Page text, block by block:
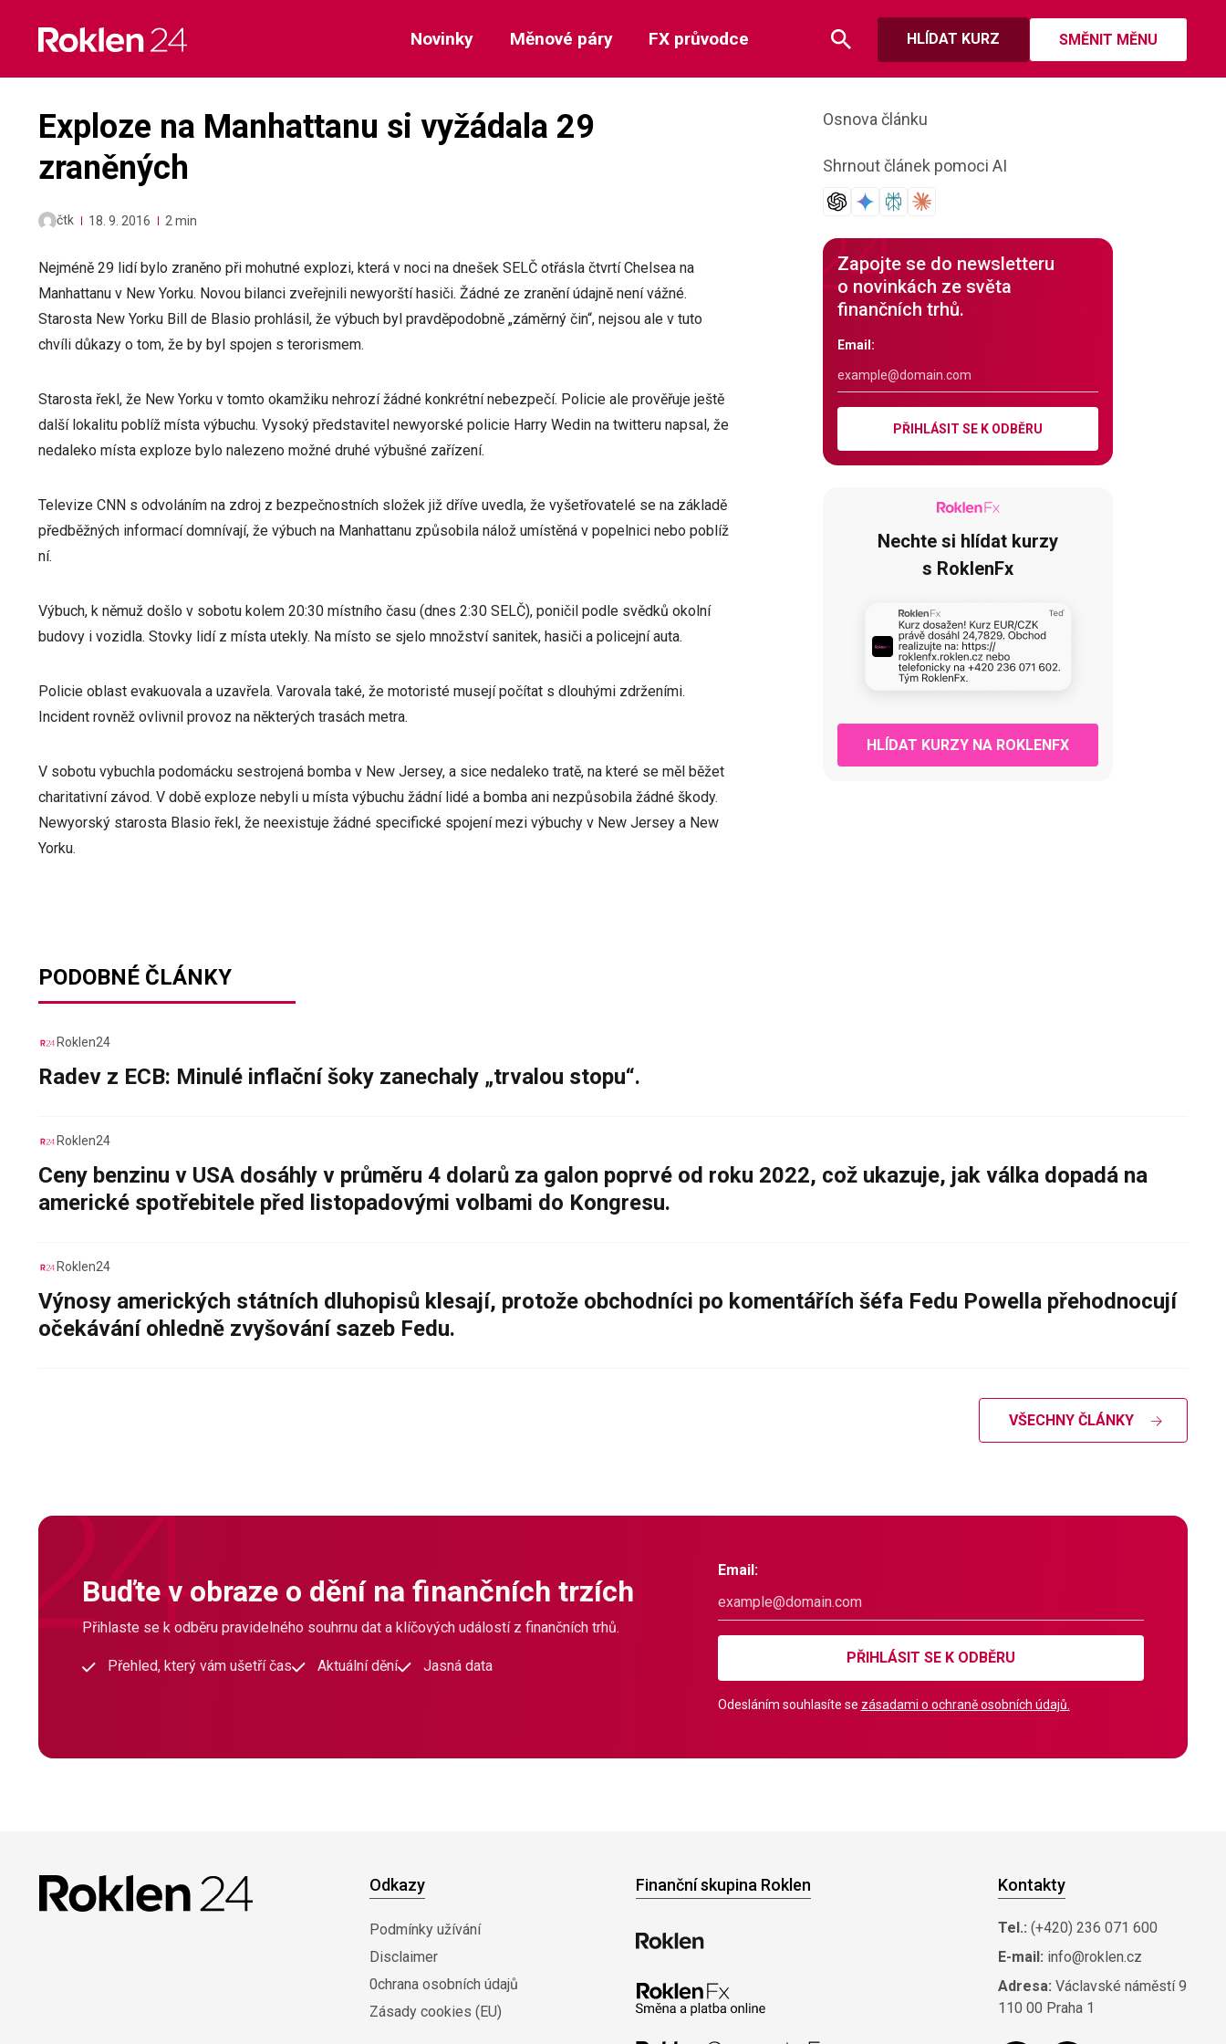
content
HLÍDAT KURZ SMĚNIT MĚNU
Novinky Měnové páry FX průvodce
Exploze na Manhattanu si vyžádala 29
zraněných
čtk 18. 9. 2016 2 min
Nejméně 29 lidí bylo zraněno při mohutné explozi, která v noci na dnešek SELČ otřásla čtvrtí Chelsea na
Manhattanu v New Yorku. Novou bilanci zveřejnili newyorští hasiči. Žádné ze zranění údajně není vážné.
Starosta New Yorku Bill de Blasio prohlásil, že výbuch byl pravděpodobně „záměrný čin“, nejsou ale v tuto
chvíli důkazy o tom, že by byl spojen s terorismem.
Starosta řekl, že New Yorku v tomto okamžiku nehrozí žádné konkrétní nebezpečí. Policie ale prověřuje ještě
další lokalitu poblíž místa výbuchu. Vysoký představitel newyorské policie Harry Wedin na twitteru napsal, že
nedaleko místa exploze bylo nalezeno možné druhé výbušné zařízení.
Televize CNN s odvoláním na zdroj z bezpečnostních složek již dříve uvedla, že vyšetřovatelé se na základě
předběžných informací domnívají, že výbuch na Manhattanu způsobila nálož umístěná v popelnici nebo poblíž
ní.
Výbuch, k němuž došlo v sobotu kolem 20:30 místního času (dnes 2:30 SELČ), poničil podle svědků okolní
budovy i vozidla. Stovky lidí z místa utekly. Na místo se sjelo množství sanitek, hasiči a policejní auta.
Policie oblast evakuovala a uzavřela. Varovala také, že motoristé musejí počítat s dlouhými zdrženími.
Incident rovněž ovlivnil provoz na některých trasách metra.
V sobotu vybuchla podomácku sestrojená bomba v New Jersey, a sice nedaleko tratě, na které se měl běžet
charitativní závod. V době exploze nebyli u místa výbuchu žádní lidé a bomba ani nezpůsobila žádné škody.
Newyorský starosta Blasio řekl, že neexistuje žádné specifické spojení mezi výbuchy v New Jersey a New
Yorku.
Osnova článku
Shrnout článek pomoci AI
Zapojte se do newsletteru
o novinkách ze světa
finančních trhů.
Email:
PŘIHLÁSIT SE K ODBĚRU
Nechte si hlídat kurzy
s RoklenFx
HLÍDAT KURZY NA ROKLENFX
PODOBNÉ ČLÁNKY
Roklen24
Radev z ECB: Minulé inflační šoky zanechaly „trvalou stopu“.
Roklen24
Ceny benzinu v USA dosáhly v průměru 4 dolarů za galon poprvé od roku 2022, což ukazuje, jak válka dopadá na
americké spotřebitele před listopadovými volbami do Kongresu.
Roklen24
Výnosy amerických státních dluhopisů klesají, protože obchodníci po komentářích šéfa Fedu Powella přehodnocují
očekávání ohledně zvyšování sazeb Fedu.
VŠECHNY ČLÁNKY
Buďte v obraze o dění na finančních trzích
Přihlaste se k odběru pravidelného souhrnu dat a klíčových událostí z finančních trhů.
Přehled, který vám ušetří čas Aktuální dění Jasná data
Email:
PŘIHLÁSIT SE K ODBĚRU
Odesláním souhlasíte se zásadami o ochraně osobních údajů.
Odkazy
Podmínky užívání
Disclaimer
0chrana osobních údajů
Zásady cookies (EU)
Finanční skupina Roklen Kontakty
Tel.: (+420) 236 071 600
E-mail: info@roklen.cz
Adresa: Václavské náměstí 9
110 00 Praha 1